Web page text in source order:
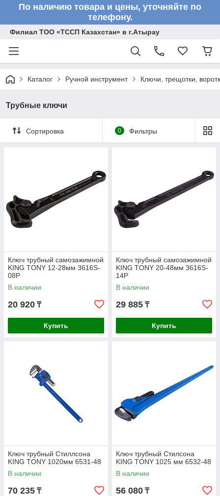
По наличию товара и цены, уточняйте по
телефону.
Филиал ТОО «ТССП Казахстан» в г.Атырау
Каталог Ручной инструмент Ключи, трещотки,
Трубные ключи
Сортировка 0 Фильтры
Ключ трубный самозажимной
KING TONY 12-28мм 3616S-
08P
В наличии
20 920 ₸
Купить
Ключ трубный самозажимной
KING TONY 20-48мм 3616S-
14P
В наличии
29 885 ₸
Купить
Ключ трубный Стиллсона
KING TONY 1020мм 6531-48
В наличии
70 235 ₸
Ключ трубный Стилсона
KING TONY 1025 мм 6532-48
В наличии
56 080 ₸